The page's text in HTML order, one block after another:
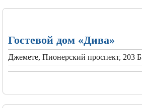
Гостевой дом «Дива»
Джемете, Пионерский проспект, 203 Б